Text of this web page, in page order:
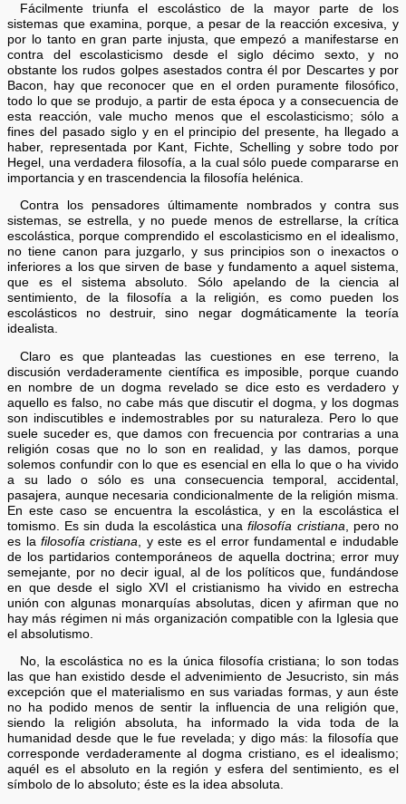
Fácilmente triunfa el escolástico de la mayor parte de los
sistemas que examina, porque, a pesar de la reacción excesiva, y
por lo tanto en gran parte injusta, que empezó a manifestarse en
contra del escolasticismo desde el siglo décimo sexto, y no
obstante los rudos golpes asestados contra él por Descartes y por
Bacon, hay que reconocer que en el orden puramente filosófico,
todo lo que se produjo, a partir de esta época y a consecuencia de
esta reacción, vale mucho menos que el escolasticismo; sólo a
fines del pasado siglo y en el principio del presente, ha llegado a
haber, representada por Kant, Fichte, Schelling y sobre todo por
Hegel, una verdadera filosofía, a la cual sólo puede compararse en
importancia y en trascendencia la filosofía helénica.
Contra los pensadores últimamente nombrados y contra sus
sistemas, se estrella, y no puede menos de estrellarse, la crítica
escolástica, porque comprendido el escolasticismo en el idealismo,
no tiene canon para juzgarlo, y sus principios son o inexactos o
inferiores a los que sirven de base y fundamento a aquel sistema,
que es el sistema absoluto. Sólo apelando de la ciencia al
sentimiento, de la filosofía a la religión, es como pueden los
escolásticos no destruir, sino negar dogmáticamente la teoría
idealista.
Claro es que planteadas las cuestiones en ese terreno, la
discusión verdaderamente científica es imposible, porque cuando
en nombre de un dogma revelado se dice esto es verdadero y
aquello es falso, no cabe más que discutir el dogma, y los dogmas
son indiscutibles e indemostrables por su naturaleza. Pero lo que
suele suceder es, que damos con frecuencia por contrarias a una
religión cosas que no lo son en realidad, y las damos, porque
solemos confundir con lo que es esencial en ella lo que o ha vivido
a su lado o sólo es una consecuencia temporal, accidental,
pasajera, aunque necesaria condicionalmente de la religión misma.
En este caso se encuentra la escolástica, y en la escolástica el
tomismo. Es sin duda la escolástica unafilosofía cristiana , pero no
es lafilosofía cristiana , y este es el error fundamental e indudable
de los partidarios contemporáneos de aquella doctrina; error muy
semejante, por no decir igual, al de los políticos que, fundándose
en que desde el siglo XVI el cristianismo ha vivido en estrecha
unión con algunas monarquías absolutas, dicen y afirman que no
hay más régimen ni más organización compatible con la Iglesia que
el absolutismo.
No, la escolástica no es la única filosofía cristiana; lo son todas
las que han existido desde el advenimiento de Jesucristo, sin más
excepción que el materialismo en sus variadas formas, y aun éste
no ha podido menos de sentir la influencia de una religión que,
siendo la religión absoluta, ha informado la vida toda de la
humanidad desde que le fue revelada; y digo más: la filosofía que
corresponde verdaderamente al dogma cristiano, es el idealismo;
aquél es el absoluto en la región y esfera del sentimiento, es el
símbolo de lo absoluto; éste es la idea absoluta.